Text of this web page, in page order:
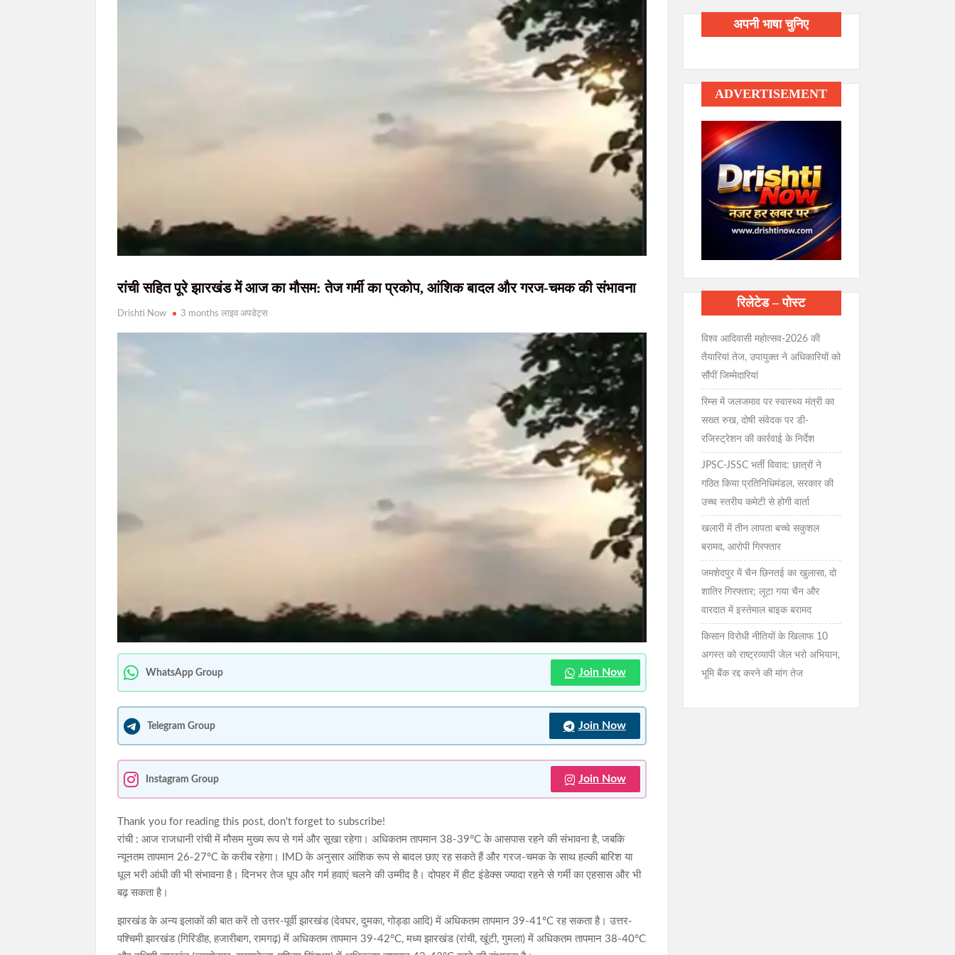
NEWS, हिंदी
न्यूज़ , HINDI
SAMACHAR,
हिंदी समाचार,
दृष्टि नाउ
सरायकेला-खरसावां में सुरक्षा बलों की बड़ी सफलता, तीन हार्डकोर माओवादी गिरफ्तार; AK-47 समेत भारी मात्रा में हथियार बरामद
सरायकेला पुलिस और सीआरपीएफ की बड़ी सफलता, 22 लाख के इनामी तीन हार्डकोर नक्सली गिरफ्तार
13 वर्षीय अरहान आलम ने वर्ल्ड अरनीस चैंपियनशिप में जीता गोल्ड, झारखंड और देश का बढ़ाया मान
रांची सहित पूरे झारखंड में आज का मौसम: तेज गर्मी का प्रकोप, आंशिक बादल और गरज-चमक की संभावना
Drishti Now 3 months लाइव अपडेट्स
WhatsApp Group Join Now
Telegram Group Join Now
Instagram Group Join Now
Thank you for reading this post, don't forget to subscribe!
रांची : आज राजधानी रांची में मौसम मुख्य रूप से गर्म और सूखा रहेगा। अधिकतम तापमान 38-39°C के आसपास रहने की संभावना है, जबकि
न्यूनतम तापमान 26-27°C के करीब रहेगा। IMD के अनुसार आंशिक रूप से बादल छाए रह सकते हैं और गरज-चमक के साथ हल्की बारिश या
धूल भरी आंधी की भी संभावना है। दिनभर तेज धूप और गर्म हवाएं चलने की उम्मीद है। दोपहर में हीट इंडेक्स ज्यादा रहने से गर्मी का एहसास और भी
बढ़ सकता है।
झारखंड के अन्य इलाकों की बात करें तो उत्तर-पूर्वी झारखंड (देवघर, दुमका, गोड्डा आदि) में अधिकतम तापमान 39-41°C रह सकता है। उत्तर-
पश्चिमी झारखंड (गिरिडीह, हजारीबाग, रामगढ़) में अधिकतम तापमान 39-42°C, मध्य झारखंड (रांची, खूंटी, गुमला) में अधिकतम तापमान 38-40°C
अपनी भाषा चुनिए
ADVERTISEMENT
रिलेटेड – पोस्ट
विश्व आदिवासी महोत्सव-2026 की
तैयारियां तेज, उपायुक्त ने अधिकारियों को
सौंपीं जिम्मेदारियां
रिम्स में जलजमाव पर स्वास्थ्य मंत्री का
सख्त रुख, दोषी संवेदक पर डी-
रजिस्ट्रेशन की कार्रवाई के निर्देश
JPSC-JSSC भर्ती विवाद: छात्रों ने
गठित किया प्रतिनिधिमंडल, सरकार की
उच्च स्तरीय कमेटी से होगी वार्ता
खलारी में तीन लापता बच्चे सकुशल
बरामद, आरोपी गिरफ्तार
जमशेदपुर में चैन छिनतई का खुलासा, दो
शातिर गिरफ्तार; लूटा गया चैन और
वारदात में इस्तेमाल बाइक बरामद
किसान विरोधी नीतियों के खिलाफ 10
अगस्त को राष्ट्रव्यापी जेल भरो अभियान,
भूमि बैंक रद्द करने की मांग तेज